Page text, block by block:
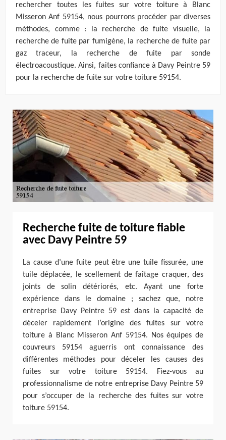
rechercher toutes les fuites sur votre toiture à Blanc
Misseron Anf 59154, nous pourrons procéder par diverses
méthodes, comme : la recherche de fuite visuelle, la
recherche de fuite par fumigène, la recherche de fuite par
gaz traceur, la recherche de fuite par sonde
électroacoustique. Ainsi, faites confiance à Davy Peintre 59
pour la recherche de fuite sur votre toiture 59154.
Recherche fuite de toiture fiable
avec Davy Peintre 59
La cause d’une fuite peut être une tuile fissurée, une
tuile déplacée, le scellement de faîtage craquer, des
joints de solin détériorés, etc. Ayant une forte
expérience dans le domaine ; sachez que, notre
entreprise Davy Peintre 59 est dans la capacité de
déceler rapidement l’origine des fuites sur votre
toiture à Blanc Misseron Anf 59154. Nos équipes de
couvreurs 59154 aguerris ont connaissance des
différentes méthodes pour déceler les causes des
fuites sur votre toiture 59154. Fiez-vous au
professionnalisme de notre entreprise Davy Peintre 59
pour s’occuper de la recherche des fuites sur votre
toiture 59154.